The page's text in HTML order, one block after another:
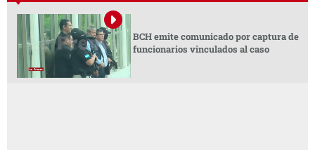
BCH emite comunicado por captura de
funcionarios vinculados al caso